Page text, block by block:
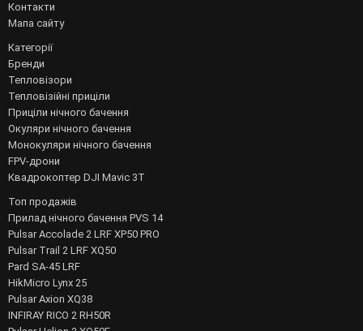
Контакти
Мапа сайту
Категорії
Бренди
Тепловізори
Тепловізійні приціли
Приціли нічного бачення
Окуляри нічного бачення
Монокуляри нічного бачення
FPV-дрони
Квадрокоптер DJI Mavic 3T
Топ продажів
Прилад нічного бачення PVS 14
Pulsar Accolade 2 LRF XP50 PRO
Pulsar Trail 2 LRF XQ50
Pard SA-45 LRF
HikMicro Lynx 25
Pulsar Axion XQ38
INFIRAY RICO 2 RH50R